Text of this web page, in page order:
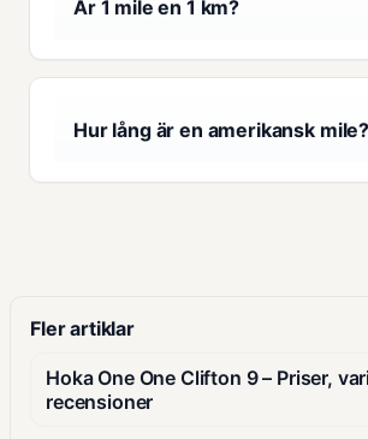
Är 1 mile en 1 km?
Hur lång är en amerikansk mile?
Fler artiklar
Hoka One One Clifton 9 – Priser,
recensioner